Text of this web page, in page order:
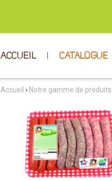
ACCUEIL CATALOGUE
Accueil › Notre gamme de produits